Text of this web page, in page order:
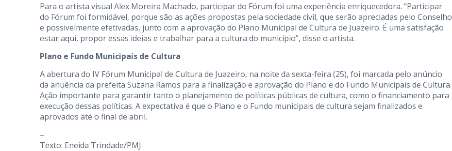
Para o artista visual Alex Moreira Machado, participar do Fórum foi uma experiência enriquecedora. “Participar
do Fórum foi formidável, porque são as ações propostas pela sociedade civil, que serão apreciadas pelo Conselho
e possivelmente efetivadas, junto com a aprovação do Plano Municipal de Cultura de Juazeiro. É uma satisfação
estar aqui, propor essas ideias e trabalhar para a cultura do município”, disse o artista.
Plano e Fundo Municipais de Cultura
A abertura do IV Fórum Municipal de Cultura de Juazeiro, na noite da sexta-feira (25), foi marcada pelo anúncio
da anuência da prefeita Suzana Ramos para a finalização e aprovação do Plano e do Fundo Municipais de Cultura.
Ação importante para garantir tanto o planejamento de políticas públicas de cultura, como o financiamento para
execução dessas políticas. A expectativa é que o Plano e o Fundo municipais de cultura sejam finalizados e
aprovados até o final de abril.
–
Texto: Eneida Trindade/PMJ